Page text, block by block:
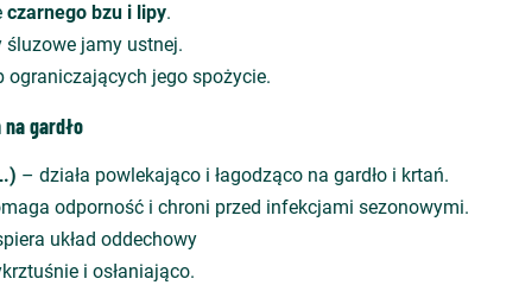
czarnego bzu i lipy.
śluzowe jamy ustnej.
jego spożycie.
gardło
– działa powlekająco i łagodząco na gardło i krtań.
odporność i chroni przed infekcjami sezonowymi.
układ oddechowy
i osłaniająco.